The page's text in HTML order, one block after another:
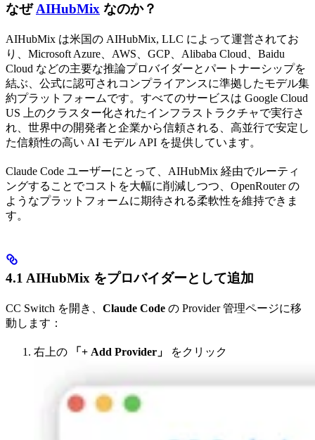
なぜAIHubMix なのか？
AIHubMix は米国の AIHubMix, LLC によって運営されてお
り、Microsoft Azure、AWS、GCP、Alibaba Cloud、Baidu
Cloud などの主要な推論プロバイダーとパートナーシップを
結ぶ、公式に認可されコンプライアンスに準拠したモデル集
約プラットフォームです。すべてのサービスは Google Cloud
US 上のクラスター化されたインフラストラクチャで実行さ
れ、世界中の開発者と企業から信頼される、高並行で安定し
た信頼性の高い AI モデル API を提供しています。
Claude Code ユーザーにとって、AIHubMix 経由でルーティ
ングすることでコストを大幅に削減しつつ、OpenRouter の
ようなプラットフォームに期待される柔軟性を維持できま
す。
4.1 AIHubMix をプロバイダーとして追加
CC Switch を開き、 Claude Code の Provider 管理ページに移
動します：
右上の 「+ Add Provider」 をクリック